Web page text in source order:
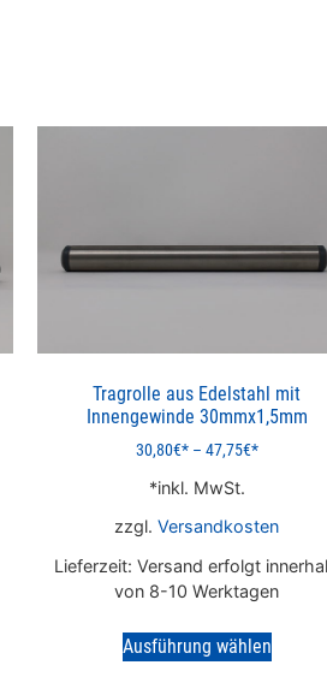
Tragrolle aus Edelstahl mit
Innengewinde 30mmx1,5mm
30,80€ – 47,75€
inkl. MwSt.
zzgl. Versandkosten
Lieferzeit: Versand erfolgt
von 8-10 Werktagen
Ausführung wählen